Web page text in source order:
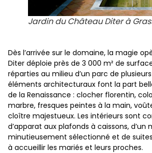
Jardin du Château Diter à
Dès l’arrivée sur le domaine, la magie
Diter déploie près de 3 000 m² de
réparties au milieu d’un parc de
éléments architecturaux font la part
de la Renaissance : clocher florentin,
marbre, fresques peintes à la main,
cloître majestueux. Les intérieurs sont
d’apparat aux plafonds à caissons, d’un
minutieusement sélectionné et de
à accueillir les mariés et leurs proches.